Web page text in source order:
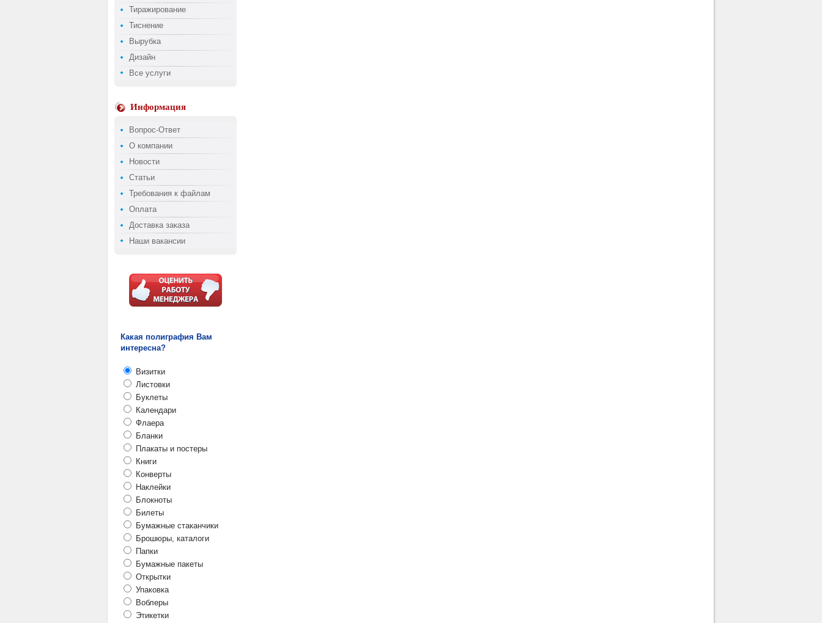
Тиражирование
Тиснение
Вырубка
Дизайн
Все услуги
Информация
Вопрос-Ответ
О компании
Новости
Статьи
Требования к файлам
Оплата
Доставка заказа
Наши вакансии
Какая полиграфия Вам
интересна?
Визитки
Листовки
Буклеты
Календари
Флаера
Бланки
Плакаты и постеры
Книги
Конверты
Наклейки
Блокноты
Билеты
Бумажные стаканчики
Брошюры, каталоги
Папки
Бумажные пакеты
Открытки
Упаковка
Воблеры
Этикетки